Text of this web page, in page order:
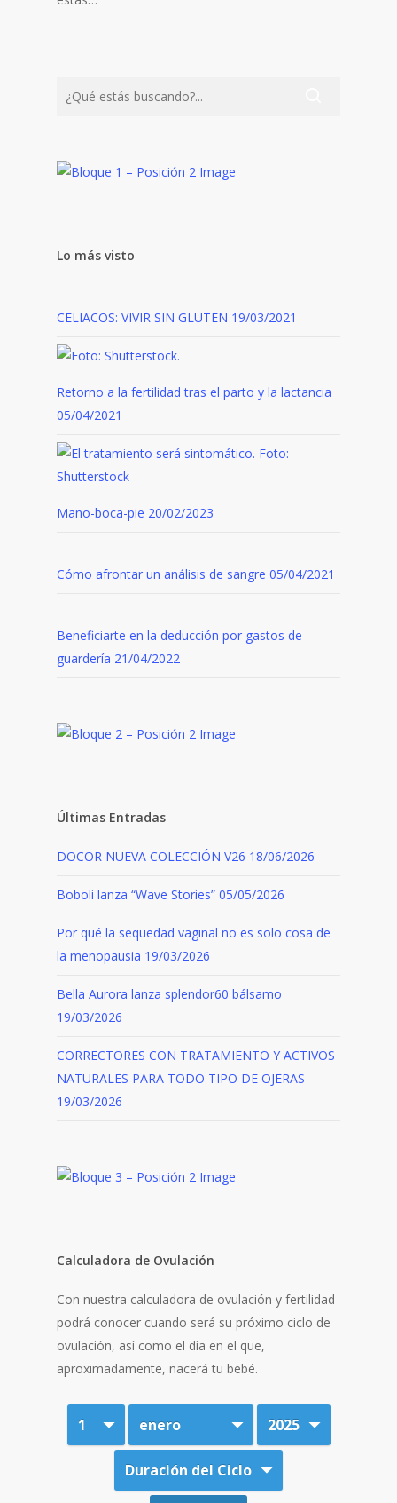
Lo más visto
CELIACOS: VIVIR SIN GLUTEN 19/03/2021
Retorno a la fertilidad tras el parto y la lactancia
05/04/2021
Mano-boca-pie 20/02/2023
Cómo afrontar un análisis de sangre 05/04/2021
Beneficiarte en la deducción por gastos de
guardería 21/04/2022
Últimas Entradas
DOCOR NUEVA COLECCIÓN V26 18/06/2026
Boboli lanza “Wave Stories” 05/05/2026
Por qué la sequedad vaginal no es solo cosa de
la menopausia 19/03/2026
Bella Aurora lanza splendor60 bálsamo
19/03/2026
CORRECTORES CON TRATAMIENTO Y ACTIVOS
NATURALES PARA TODO TIPO DE OJERAS
19/03/2026
Calculadora de Ovulación
Con nuestra calculadora de ovulación y fertilidad
podrá conocer cuando será su próximo ciclo de
ovulación, así como el día en el que,
aproximadamente, nacerá tu bebé.